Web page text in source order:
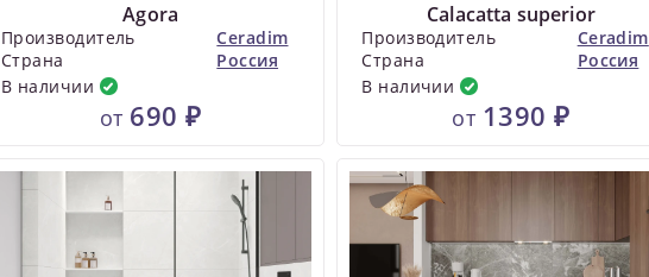
Agora
Производитель
Ceradim
Страна
Россия
В наличии
от 690 ₽
Calacatta superior
Производитель
Ceradim
Страна
Россия
В наличии
от 1390 ₽